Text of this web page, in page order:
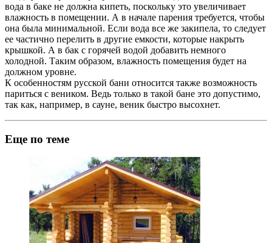
вода в баке не должна кипеть, поскольку это увеличивает
влажность в помещении. А в начале парения требуется, чтобы
она была минимальной. Если вода все же закипела, то следует
ее частично перелить в другие емкости, которые накрыть
крышкой. А в бак с горячей водой добавить немного
холодной. Таким образом, влажность помещения будет на
должном уровне.
К особенностям русской бани относится также возможность
париться с веником. Ведь только в такой бане это допустимо,
так как, например, в сауне, веник быстро высохнет.
Еще по теме